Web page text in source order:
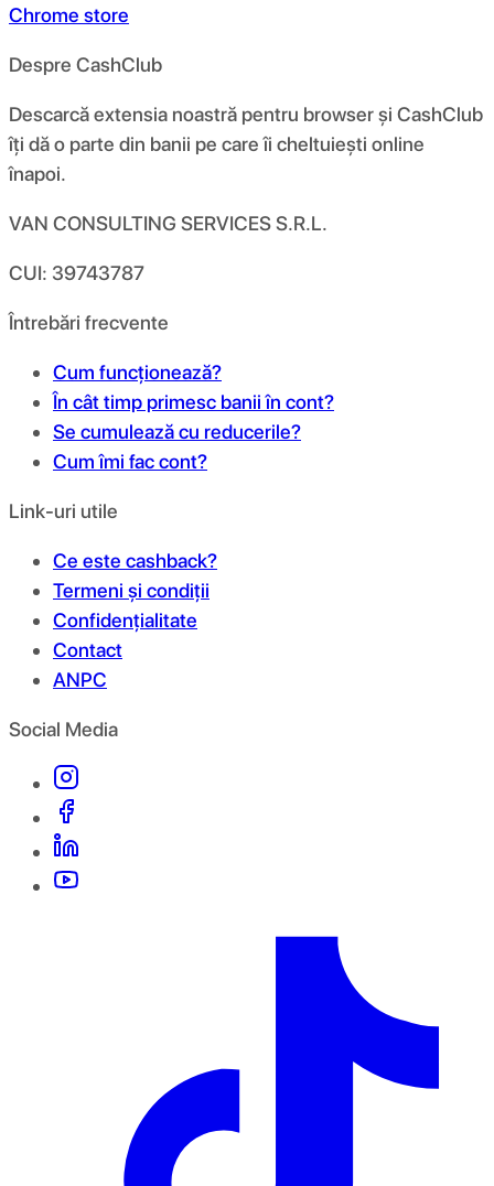
Chrome store
Despre CashClub
Descarcă extensia noastră pentru browser și CashClub
îți dă o parte din banii pe care îi cheltuiești online
înapoi.
VAN CONSULTING SERVICES S.R.L.
CUI: 39743787
Întrebări frecvente
Cum funcționează?
În cât timp primesc banii în cont?
Se cumulează cu reducerile?
Cum îmi fac cont?
Link-uri utile
Ce este cashback?
Termeni și condiții
Confidențialitate
Contact
ANPC
Social Media